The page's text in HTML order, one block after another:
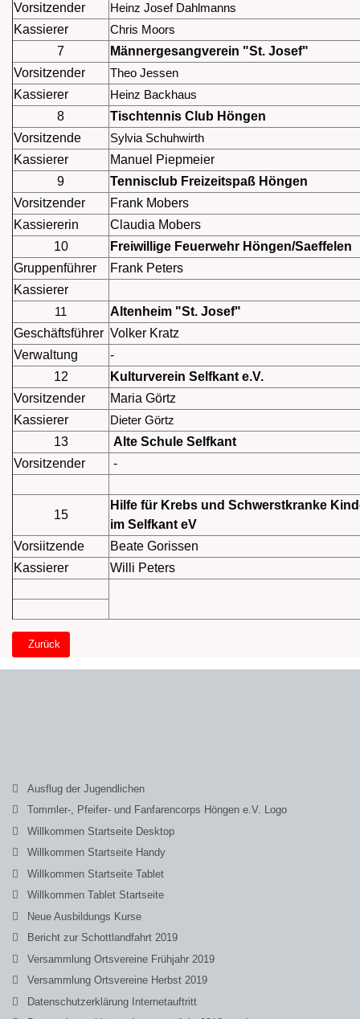
Vorsitzender
Heinz Josef Dahlmanns
Kassierer
Chris Moors
7
Männergesangverein "St. Josef"
Vorsitzender
Theo Jessen
Kassierer
Heinz Backhaus
8
Tischtennis Club Höngen
Vorsitzende
Sylvia Schuhwirth
Kassierer
Manuel Piepmeier
9
Tennisclub Freizeitspaß Höngen
Vorsitzender
Frank Mobers
Kassiererin
Claudia Mobers
10
Freiwillige Feuerwehr Höngen/Saeffelen
Gruppenführer
Frank Peters
Kassierer
11
Altenheim "St. Josef"
Geschäftsführer Volker Kratz
Verwaltung
-
12
Kulturverein Selfkant e.V.
Vorsitzender
Maria Görtz
Kassierer
Dieter Görtz
13
Alte Schule Selfkant
Vorsitzender
-
15
Hilfe für Krebs und Schwerstkranke
im Selfkant eV
Vorsiitzende
Beate Gorissen
Kassierer
Willi Peters
Vorheriger Beitrag: Wurfzettel Verteiler Höngen
Zurück
Ausflug der Jugendlichen
Tommler-, Pfeifer- und Fanfarencorps Höngen e.V. Logo
Willkommen Startseite Desktop
Willkommen Startseite Handy
Willkommen Startseite Tablet
Willkommen Tablet Startseite
Neue Ausbildungs Kurse
Bericht zur Schottlandfahrt 2019
Versammlung Ortsvereine Frühjahr 2019
Versammlung Ortsvereine Herbst 2019
Datenschutzerklärung Internetauftritt